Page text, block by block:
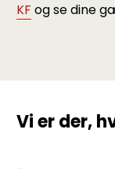
KF og se dine
Vi er der,